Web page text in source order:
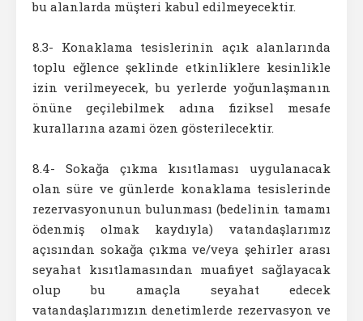
bu alanlarda müşteri kabul edilmeyecektir.
8.3- Konaklama tesislerinin açık alanlarında
toplu eğlence şeklinde etkinliklere kesinlikle
izin verilmeyecek, bu yerlerde yoğunlaşmanın
önüne geçilebilmek adına fiziksel mesafe
kurallarına azami özen gösterilecektir.
8.4- Sokağa çıkma kısıtlaması uygulanacak
olan süre ve günlerde konaklama tesislerinde
rezervasyonunun bulunması (bedelinin tamamı
ödenmiş olmak kaydıyla) vatandaşlarımız
açısından sokağa çıkma ve/veya şehirler arası
seyahat kısıtlamasından muafiyet sağlayacak
olup bu amaçla seyahat edecek
vatandaşlarımızın denetimlerde rezervasyon ve